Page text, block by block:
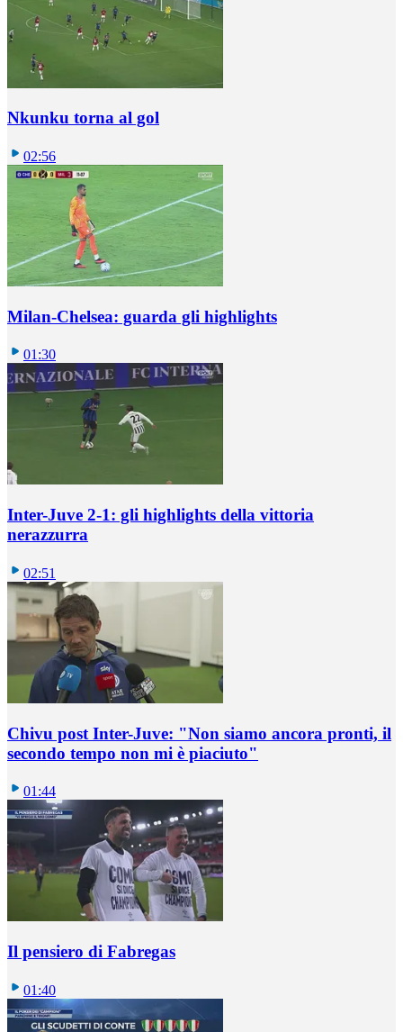
Nkunku torna al gol
02:56
Milan-Chelsea: guarda gli highlights
01:30
Inter-Juve 2-1: gli highlights della vittoria
nerazzurra
02:51
Chivu post Inter-Juve: "Non siamo ancora pronti, il
secondo tempo non mi è piaciuto"
01:44
Il pensiero di Fabregas
01:40